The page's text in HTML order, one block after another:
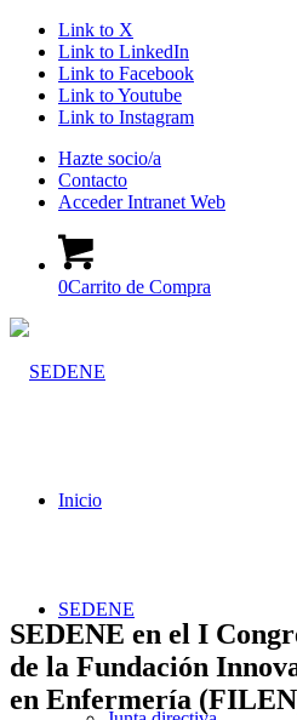
Link to X
Link to LinkedIn
Link to Facebook
Link to Youtube
Link to Instagram
Hazte socio/a
Contacto
Acceder Intranet Web
0Carrito de Compra
Inicio
SEDENE
SEDENE en el I
de la Fundación
en Enfermería